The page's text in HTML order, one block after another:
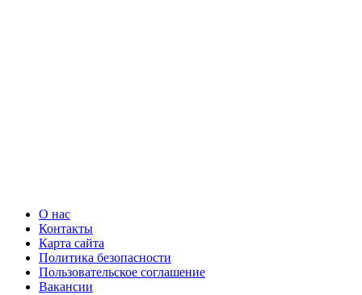
О нас
Контакты
Карта сайта
Политика безопасности
Пользовательское соглашение
Вакансии